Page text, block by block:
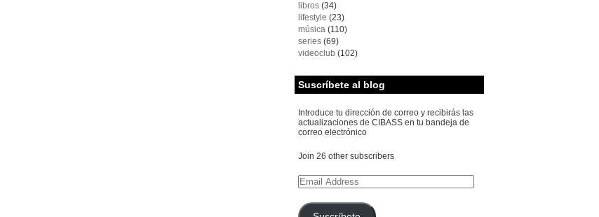
libros(34)
lifestyle (23)
música(110)
series(69)
videoclub (102)
Suscríbete al blog
Introduce tu dirección de correo y recibirás las
actualizaciones de CIBASS en tu bandeja de
correo electrónico
Join 26 other subscribers
Email
Address